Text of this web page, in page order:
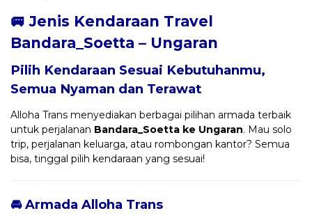
🚐 Jenis Kendaraan Travel
Bandara_Soetta – Ungaran
Pilih Kendaraan Sesuai Kebutuhanmu,
Semua Nyaman dan Terawat
Alloha Trans menyediakan berbagai pilihan armada terbaik
untuk perjalanan Bandara_Soetta ke Ungaran. Mau solo
trip, perjalanan keluarga, atau rombongan kantor? Semua
bisa, tinggal pilih kendaraan yang sesuai!
🚘 Armada Alloha Trans